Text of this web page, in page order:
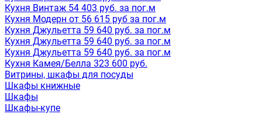
Кухня Винтаж 54 403 руб. за пог.м
Кухня Модерн от 56 615 руб за пог.м
Кухня Джульетта 59 640 руб. за пог.м
Кухня Джульетта 59 640 руб. за пог.м
Кухня Джульетта 59 640 руб. за пог.м
Кухня Камея/Белла 323 600 руб.
Витрины, шкафы для посуды
Шкафы книжные
Шкафы
Шкафы-купе